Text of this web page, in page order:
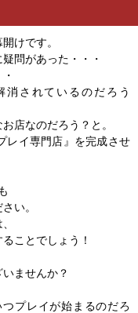
けです。
問があった・・・
消されているのだろう
店なのだろう？と。
レイ専門店』を完成させ
い。
ことでしょう！
ませんか？
プレイが始まるのだろ